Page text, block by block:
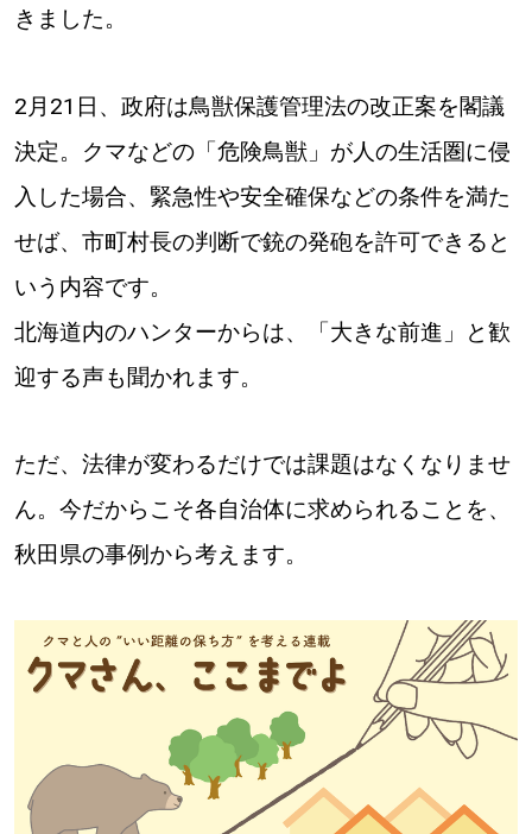
北海道で暮らす、あなたとつくる、
明日への”きっかけ”WEBマガジン
【いろんな価値観や生き方に触れたい】
【暮らしの知恵を身につけたい】 札幌市
【札幌のお気に入りを見つけたい】
【道央のお気に入りを見つけたい】
【道東のお気に入りを見つけたい】
きました。
2月21日、政府は鳥獣保護管理法の改正案を閣議
決定。クマなどの「危険鳥獣」が人の生活圏に侵
入した場合、緊急性や安全確保などの条件を満た
せば、市町村長の判断で銃の発砲を許可できると
いう内容です。
北海道内のハンターからは、「大きな前進」と歓
迎する声も聞かれます。
ただ、法律が変わるだけでは課題はなくなりませ
ん。今だからこそ各自治体に求められることを、
秋田県の事例から考えます。